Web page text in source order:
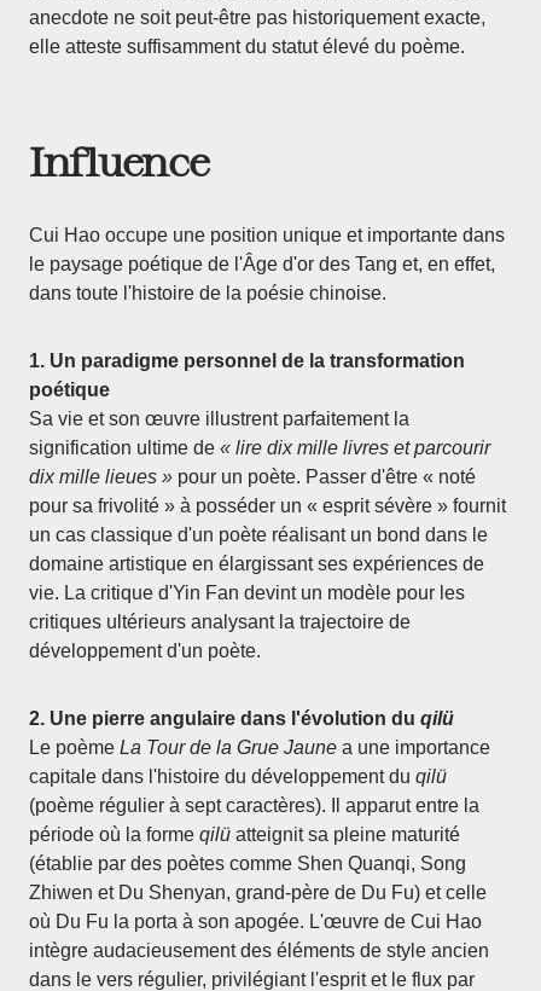
anecdote ne soit peut-être pas historiquement exacte,
elle atteste suffisamment du statut élevé du poème.
Influence
Cui Hao occupe une position unique et importante dans
le paysage poétique de l'Âge d'or des Tang et, en effet,
dans toute l'histoire de la poésie chinoise.
1. Un paradigme personnel de la transformation
poétique
Sa vie et son œuvre illustrent parfaitement la
signification ultime de « lire dix mille livres et parcourir
dix mille lieues » pour un poète. Passer d'être « noté
pour sa frivolité » à posséder un « esprit sévère » fournit
un cas classique d'un poète réalisant un bond dans le
domaine artistique en élargissant ses expériences de
vie. La critique d'Yin Fan devint un modèle pour les
critiques ultérieurs analysant la trajectoire de
développement d'un poète.
2. Une pierre angulaire dans l'évolution du qilü
Le poème La Tour de la Grue Jaune a une importance
capitale dans l'histoire du développement du qilü
(poème régulier à sept caractères). Il apparut entre la
période où la forme qilü atteignit sa pleine maturité
(établie par des poètes comme Shen Quanqi, Song
Zhiwen et Du Shenyan, grand-père de Du Fu) et celle
où Du Fu la porta à son apogée. L'œuvre de Cui Hao
intègre audacieusement des éléments de style ancien
dans le vers régulier, privilégiant l'esprit et le flux par